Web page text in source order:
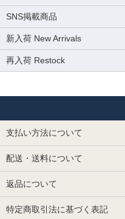
SNS掲載商品
新入荷 New Arrivals
再入荷 Restock
支払い方法について
配送・送料について
返品について
特定商取引法に基づく表記